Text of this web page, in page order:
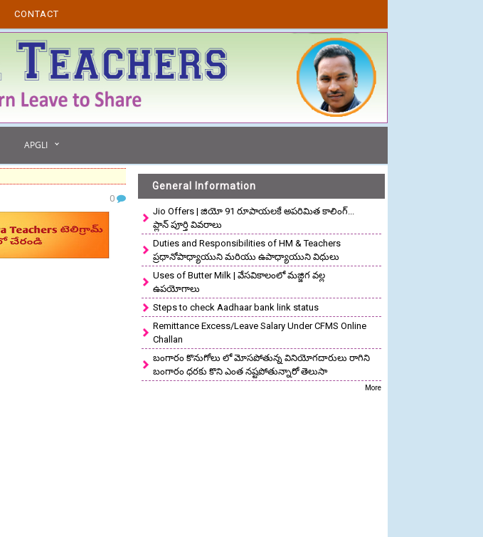
CONTACT
APGLI
0
General Information
Jio Offers | జియో 91 రూపాయలకే అపరిమిత కాలింగ్...
ప్లాన్ పూర్తి వివరాలు
Duties and Responsibilities of HM & Teachers
ప్రధానోపాధ్యాయుని మరియు ఉపాధ్యాయుని విధులు
Uses of Butter Milk | వేసవికాలంలో మజ్జిగ వల్ల
ఉపయోగాలు
Steps to check Aadhaar bank link status
Remittance Excess/Leave Salary Under CFMS Online
Challan
బంగారం కొనుగోలు లో మోసపోతున్న వినియోగదారులు రాగిని
బంగారం ధరకు కొని ఎంత నష్టపోతున్నారో తెలుసా
More